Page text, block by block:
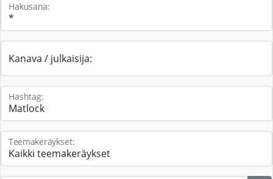
Hakusana:
Kanava / julkaisija:
Hashtag:
Teemakeräykset: